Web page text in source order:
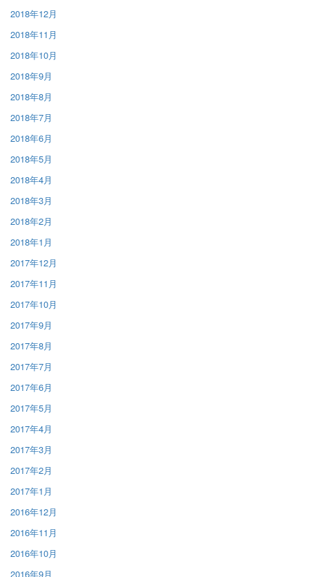
2018年12月
2018年11月
2018年10月
2018年9月
2018年8月
2018年7月
2018年6月
2018年5月
2018年4月
2018年3月
2018年2月
2018年1月
2017年12月
2017年11月
2017年10月
2017年9月
2017年8月
2017年7月
2017年6月
2017年5月
2017年4月
2017年3月
2017年2月
2017年1月
2016年12月
2016年11月
2016年10月
2016年9月